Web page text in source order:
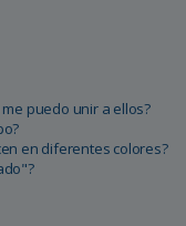
puedo unir a ellos?
en diferentes colores?